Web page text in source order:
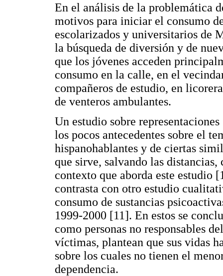
En el análisis de la problemática
motivos para iniciar el consumo
escolarizados y universitarios de
la búsqueda de diversión y de
que los jóvenes acceden
consumo en la calle, en el
compañeros de estudio, en
de venteros ambulantes.
Un estudio sobre
los pocos antecedentes sobre el
hispanohablantes y de ciertas
que sirve, salvando las
contexto que aborda este estudio
contrasta con otro estudio
consumo de sustancias
1999-2000 [11]. En estos se
como personas no responsables
víctimas, plantean que sus vidas
sobre los cuales no tienen el
dependencia.